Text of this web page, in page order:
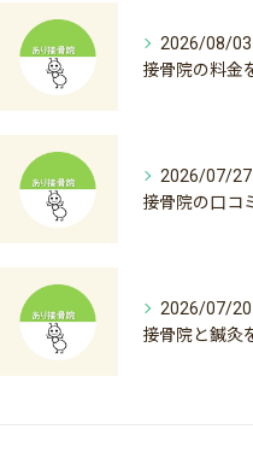
2026/08/03
2026/07/27
2026/07/20